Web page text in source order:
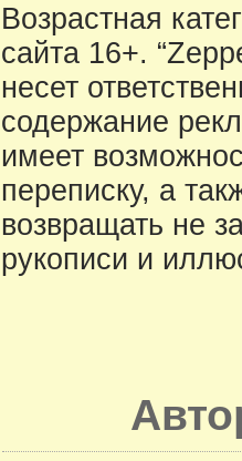
Возрастная
сайта 16+.
несет
содержание
имеет
переписку, а
возвращать не
рукописи и